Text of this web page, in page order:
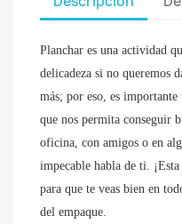
Planchar es una actividad
delicadeza si no queremos
más; por eso, es importante
que nos permita conseguir
oficina, con amigos o en
impecable habla de ti.
para que te veas bien en
del empaque.